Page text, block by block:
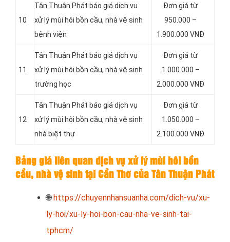
10
Tân Thuận Phát báo giá dịch vụ
xử lý mùi hôi bồn cầu, nhà vệ sinh
bệnh viện
Đơn giá từ
950.000 –
1.900.000 VNĐ
11
Tân Thuận Phát báo giá dịch vụ
xử lý mùi hôi bồn cầu, nhà vệ sinh
trường học
Đơn giá từ
1.000.000 –
2.000.000 VNĐ
12
Tân Thuận Phát báo giá dịch vụ
xử lý mùi hôi bồn cầu, nhà vệ sinh
nhà biệt thự
Đơn giá từ
1.050.000 –
2.100.000 VNĐ
Bảng giá liên quan dịch vụ xử lý mùi hôi bồn
cầu, nhà vệ sinh tại Cần Thơ của Tân Thuận Phát
🌐https://chuyennhansuanha.com/dich-vu/xu-
ly-hoi/xu-ly-hoi-bon-cau-nha-ve-sinh-tai-
tphcm/